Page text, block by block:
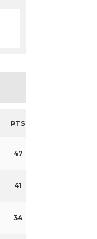
PTS
47
41
34